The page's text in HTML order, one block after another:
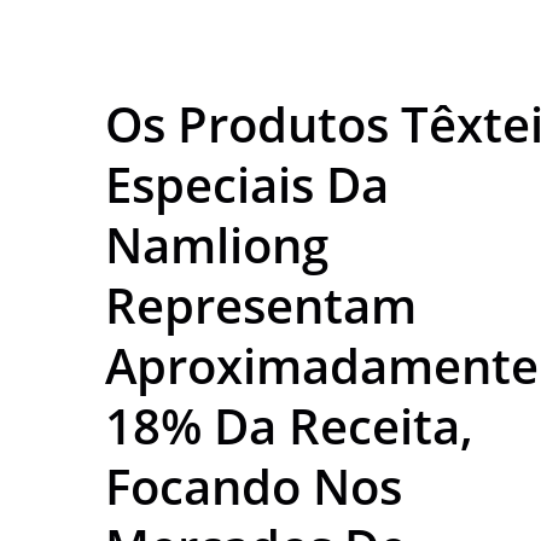
Os Produtos
Especiais Da
Namliong
Representam
Aproximadamente
18% Da Receita,
Focando Nos